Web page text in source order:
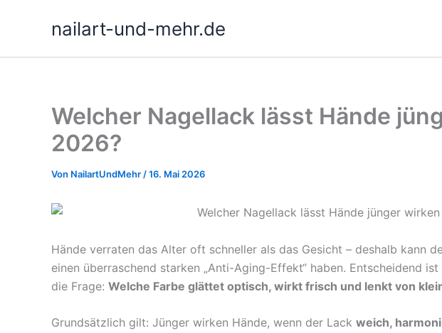
nailart-und-mehr.de
Welcher Nagellack lässt Hände
2026?
Von NailartUndMehr /16. Mai 2026
Hände verraten das Alter oft schneller als das Gesicht – deshalb kann
einen überraschend starken „Anti-Aging-Effekt“ haben. Entscheidend
die Frage: Welche Farbe glättet optisch, wirkt frisch und lenkt von
Grundsätzlich gilt: Jünger wirken Hände, wenn der Lack weich,